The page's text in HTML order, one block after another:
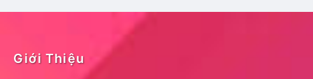
Giới Thiệu